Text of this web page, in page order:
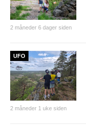
2 måneder 6 dager siden
UFO
2 måneder 1 uke siden